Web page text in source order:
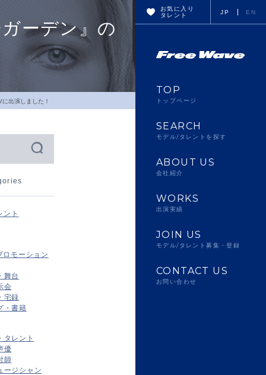
ーデン』の
出演しました！
ント
ロモーション
舞台
会
宅録
・書籍
タレント
優
師
ージシャン
お気に入り
タレント
JP EN
TOP
トップページ
SEARCH
モデル/タレントを探す
ABOUT US
会社紹介
WORKS
出演実績
JOIN US
モデル/タレント募集・登録
CONTACT US
お問い合わせ